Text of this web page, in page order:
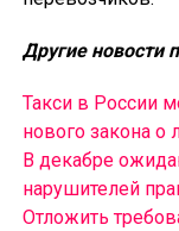
Другие новости
Такси в России
нового закона о
В декабре
нарушителей
Отложить